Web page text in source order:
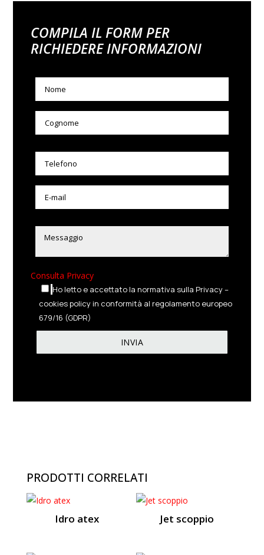
COMPILA IL FORM PER
RICHIEDERE INFORMAZIONI
Consulta Privacy
Ho letto e accettato la normativa sulla Privacy –
cookies policy in conformità al regolamento europeo
679/16 (GDPR)
PRODOTTI CORRELATI
Idro atex Jet scoppio